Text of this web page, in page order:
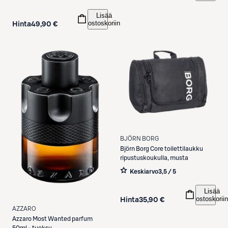
Hinta49,90 €
Lisää
ostoskoriin
AZZARO
Azzaro Most Wanted parfum
BJÖRN BORG
Björn Borg Core toilettilaukku
ripustuskoukulla, musta
Keskiarvo3,5 / 5
Hinta35,90 €
Lisää
ostoskoriin